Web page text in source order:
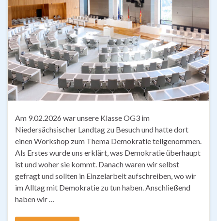
Am 9.02.2026 war unsere Klasse OG3 im
Niedersächsischer Landtag zu Besuch und hatte dort
einen Workshop zum Thema Demokratie teilgenommen.
Als Erstes wurde uns erklärt, was Demokratie überhaupt
ist und woher sie kommt. Danach waren wir selbst
gefragt und sollten in Einzelarbeit aufschreiben, wo wir
im Alltag mit Demokratie zu tun haben. Anschließend
haben wir …